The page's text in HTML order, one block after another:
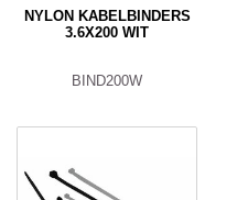
NYLON KABELBINDERS
3.6X200 WIT
BIND200W